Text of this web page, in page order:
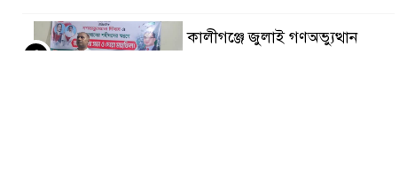
কালীগঞ্জে জুলাই গণঅভ্যুত্থান
৪